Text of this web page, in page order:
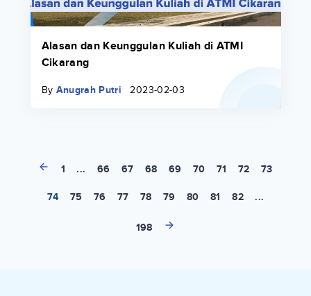
Alasan dan Keunggulan Kuliah di ATMI
Cikarang
By Anugrah Putri 2023-02-03
1 ... 66 67 68 69 70 71 72 73
74 75 76 77 78 79 80 81 82 ...
198